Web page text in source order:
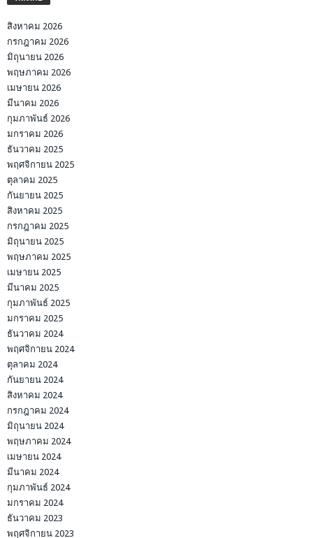
สิงหาคม 2026
กรกฎาคม 2026
มิถุนายน 2026
พฤษภาคม 2026
เมษายน 2026
มีนาคม 2026
กุมภาพันธ์ 2026
มกราคม 2026
ธันวาคม 2025
พฤศจิกายน 2025
ตุลาคม 2025
กันยายน 2025
สิงหาคม 2025
กรกฎาคม 2025
มิถุนายน 2025
พฤษภาคม 2025
เมษายน 2025
มีนาคม 2025
กุมภาพันธ์ 2025
มกราคม 2025
ธันวาคม 2024
พฤศจิกายน 2024
ตุลาคม 2024
กันยายน 2024
สิงหาคม 2024
กรกฎาคม 2024
มิถุนายน 2024
พฤษภาคม 2024
เมษายน 2024
มีนาคม 2024
กุมภาพันธ์ 2024
มกราคม 2024
ธันวาคม 2023
พฤศจิกายน 2023